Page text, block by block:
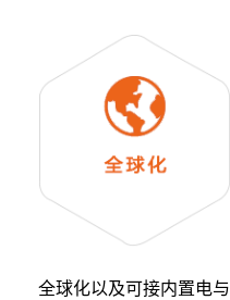
全球化以及可接内置电与